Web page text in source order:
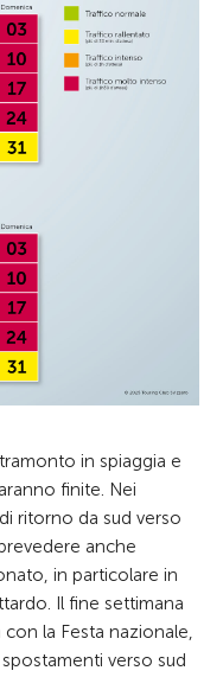
in spiaggia e
finite. Nei
ritorno da sud verso
anche
in particolare in
Il fine settimana
la Festa nazionale,
verso sud